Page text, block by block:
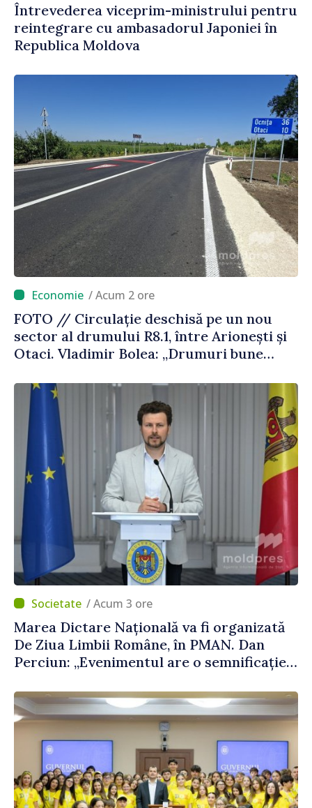
Întrevederea viceprim-ministrului pentru
reintegrare cu ambasadorul Japoniei în
Republica Moldova
/ Acum 2 ore
FOTO // Circulație deschisă pe un nou
sector al drumului R8.1, între Arionești și
Otaci. Vladimir Bolea: „Drumuri bune
economici și cetățenilor”
/ Acum 3 ore
Marea Dictare Națională va fi organizată
De Ziua Limbii Române, în PMAN. Dan
Perciun: „Evenimentul are o semnificație